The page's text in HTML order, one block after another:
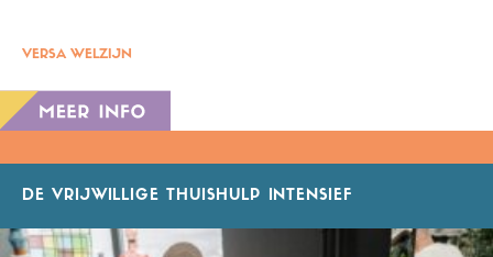
VERSA WELZIJN
DE VRIJWILLIGE THUISHULP INTENSIEF